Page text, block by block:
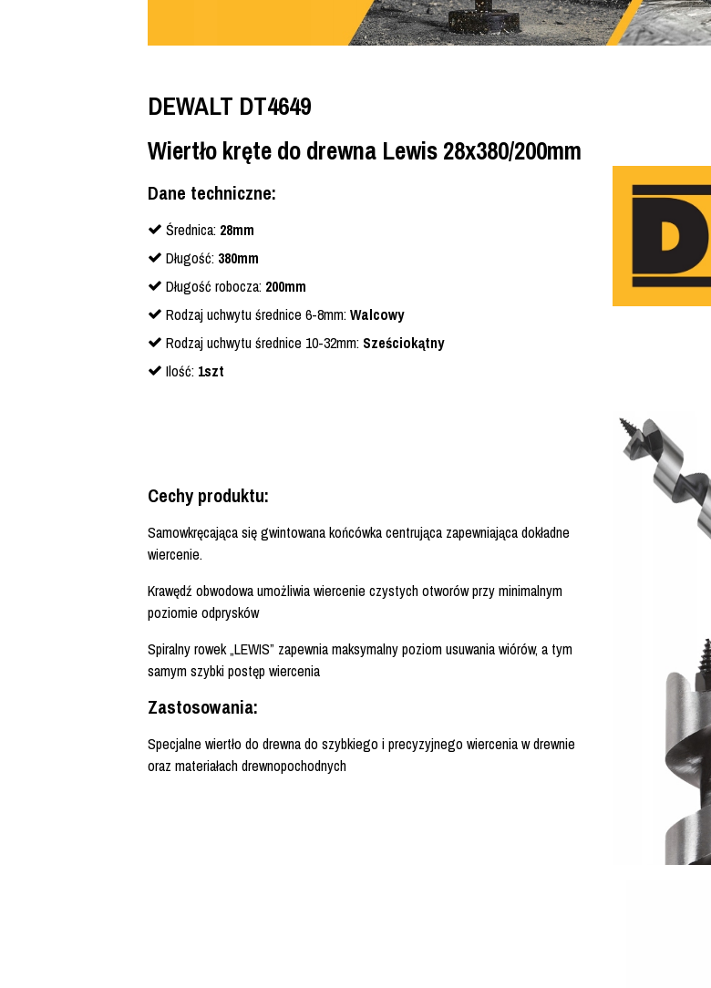
DEWALT DT4649
Wiertło kręte do drewna Lewis 28x380/200mm
Dane techniczne:
Średnica: 28mm
Długość: 380mm
Długość robocza: 200mm
Rodzaj uchwytu średnice 6-8mm:Walcowy
Rodzaj uchwytu średnice 10-32mm: Sześciokątny
Ilość: 1szt
Cechy produktu:
Samowkręcająca się gwintowana końcówka centrująca zapewniająca dokładne
wiercenie.
Krawędź obwodowa umożliwia wiercenie czystych otworów przy minimalnym
poziomie odprysków
Spiralny rowek „LEWIS” zapewnia maksymalny poziom usuwania wiórów, a tym
samym szybki postęp wiercenia
Zastosowania:
Specjalne wiertło do drewna do szybkiego i precyzyjnego wiercenia w drewnie
oraz materiałach drewnopochodnych